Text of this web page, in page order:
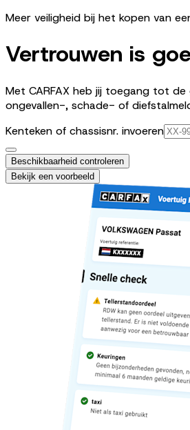
Meer veiligheid bij het kopen van
Vertrouwen is
Met CARFAX heb jij toegang tot
ongevallen-, schade- of
Kenteken of chassisnr. invoeren
Beschikbaarheid controleren
Bekijk een voorbeeld